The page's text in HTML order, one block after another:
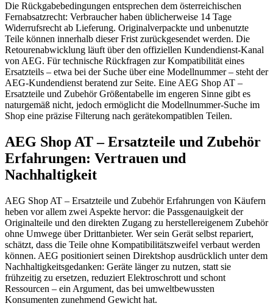
Die Rückgabebedingungen entsprechen dem österreichischen
Fernabsatzrecht: Verbraucher haben üblicherweise 14 Tage
Widerrufsrecht ab Lieferung. Originalverpackte und unbenutzte
Teile können innerhalb dieser Frist zurückgesendet werden. Die
Retourenabwicklung läuft über den offiziellen Kundendienst-Kanal
von AEG. Für technische Rückfragen zur Kompatibilität eines
Ersatzteils – etwa bei der Suche über eine Modellnummer – steht der
AEG-Kundendienst beratend zur Seite. Eine AEG Shop AT –
Ersatzteile und Zubehör Größentabelle im engeren Sinne gibt es
naturgemäß nicht, jedoch ermöglicht die Modellnummer-Suche im
Shop eine präzise Filterung nach gerätekompatiblen Teilen.
AEG Shop AT – Ersatzteile und Zubehör
Erfahrungen: Vertrauen und
Nachhaltigkeit
AEG Shop AT – Ersatzteile und Zubehör Erfahrungen von Käufern
heben vor allem zwei Aspekte hervor: die Passgenauigkeit der
Originalteile und den direkten Zugang zu herstellereigenem Zubehör
ohne Umwege über Drittanbieter. Wer sein Gerät selbst repariert,
schätzt, dass die Teile ohne Kompatibilitätszweifel verbaut werden
können. AEG positioniert seinen Direktshop ausdrücklich unter dem
Nachhaltigkeitsgedanken: Geräte länger zu nutzen, statt sie
frühzeitig zu ersetzen, reduziert Elektroschrott und schont
Ressourcen – ein Argument, das bei umweltbewussten
Konsumenten zunehmend Gewicht hat.